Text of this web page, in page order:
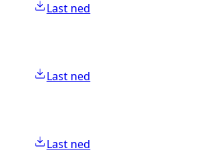
Last ned
Last ned
Last ned